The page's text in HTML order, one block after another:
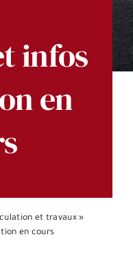
infos
en
et travaux »
en cours